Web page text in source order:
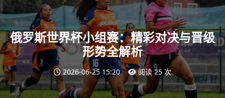
俄罗斯世界杯小组赛：精彩对决与晋级
形势全解析
2026-06-25 15:20 阅读 25 次